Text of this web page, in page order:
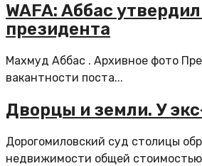
WAFA: Аббас
президента
Махмуд Аббас . Архивное фото
вакантности поста...
Дворцы и земли. У
Дорогомиловский суд столицы
недвижимости общей стоимостью